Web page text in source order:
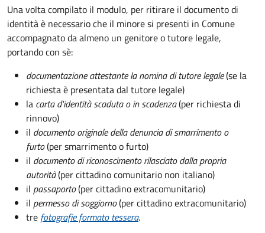
Una volta compilato il modulo, per ritirare il documento di
identità è necessario che il minore si presenti in Comune
accompagnato da almeno un genitore o tutore legale,
portando con sè:
documentazione attestante la nomina di tutore legale(se la
richiesta è presentata dal tutore legale)
la carta d'identità scaduta o in scadenza(per richiesta di
rinnovo)
il documento originale della denuncia di smarrimento o
furto(per smarrimento o furto)
il documento di riconoscimento rilasciato dalla propria
autorità(per cittadino comunitario non italiano)
il passaporto(per cittadino extracomunitario)
il permesso di soggiorno(per cittadino extracomunitario)
tre fotografie formato tessera.